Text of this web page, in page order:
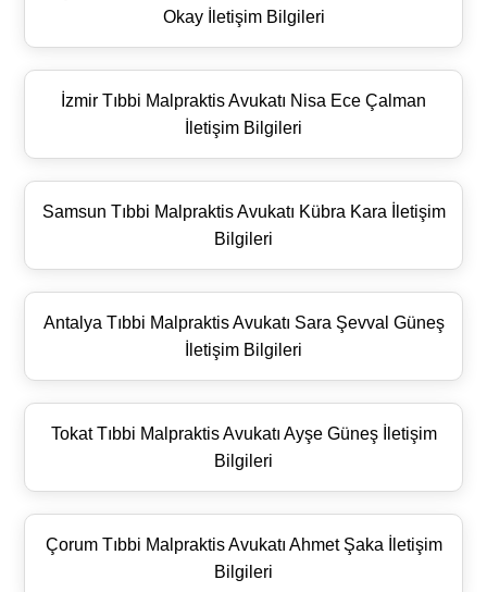
Okay İletişim Bilgileri
İzmir Tıbbi Malpraktis Avukatı Nisa Ece Çalman
İletişim Bilgileri
Samsun Tıbbi Malpraktis Avukatı Kübra Kara İletişim
Bilgileri
Antalya Tıbbi Malpraktis Avukatı Sara Şevval Güneş
İletişim Bilgileri
Tokat Tıbbi Malpraktis Avukatı Ayşe Güneş İletişim
Bilgileri
Çorum Tıbbi Malpraktis Avukatı Ahmet Şaka İletişim
Bilgileri